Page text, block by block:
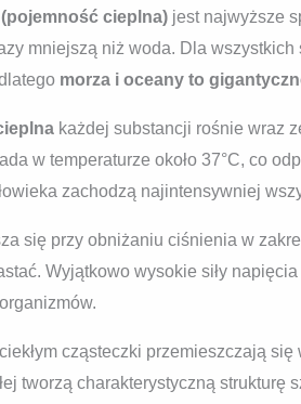
(pojemność cieplna) jest najwyższe
mniejszą niż woda. Dla
morza i oceany to
każdej substancji rośnie wraz
w temperaturze około 37°C, co
zachodzą najintensywniej
się przy obniżaniu ciśnienia w
Wyjątkowo wysokie siły
cząsteczki przemieszczają
tworzą charakterystyczną